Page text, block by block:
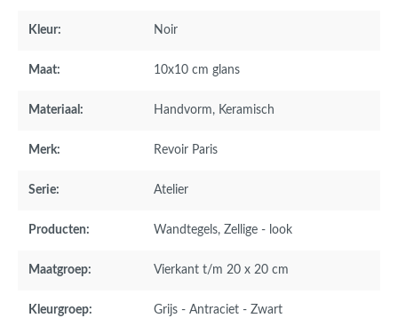
Kleur: Noir
Maat: 10x10 cm glans
Materiaal: Handvorm, Keramisch
Merk: Revoir Paris
Serie: Atelier
Producten: Wandtegels, Zellige - look
Maatgroep: Vierkant t/m 20 x 20 cm
Kleurgroep: Grijs - Antraciet - Zwart